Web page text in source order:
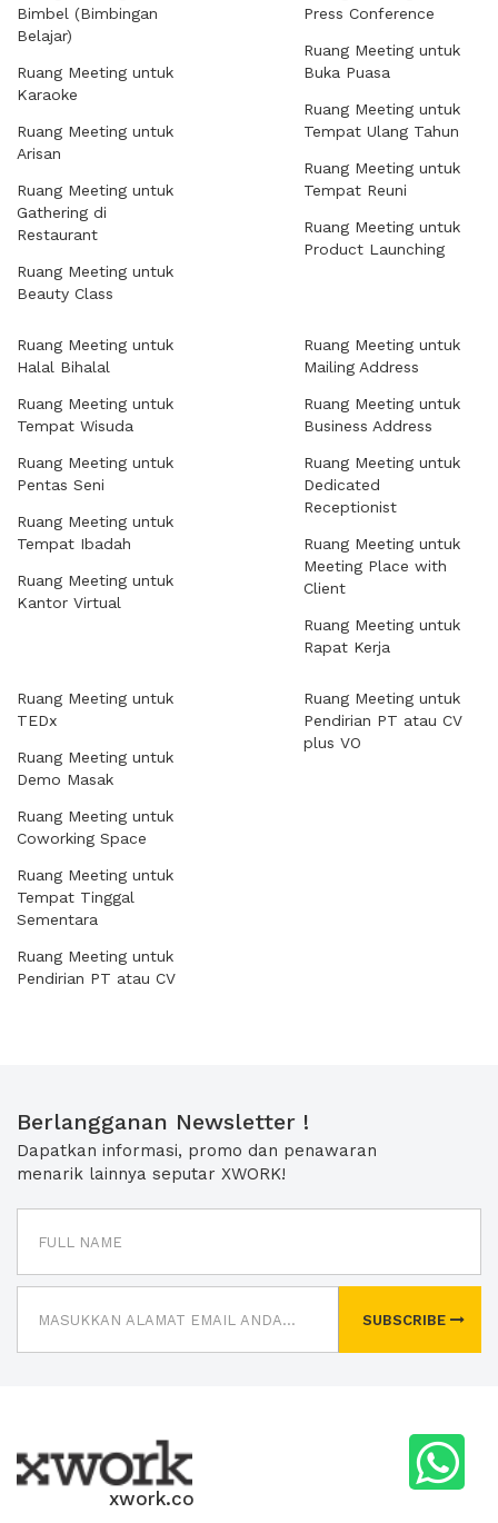
Bimbel (Bimbingan
Belajar)
Ruang Meeting untuk
Karaoke
Ruang Meeting untuk
Arisan
Ruang Meeting untuk
Gathering di
Restaurant
Ruang Meeting untuk
Beauty Class
Press Conference
Ruang Meeting untuk
Buka Puasa
Ruang Meeting untuk
Tempat Ulang Tahun
Ruang Meeting untuk
Tempat Reuni
Ruang Meeting untuk
Product Launching
Ruang Meeting untuk
Halal Bihalal
Ruang Meeting untuk
Tempat Wisuda
Ruang Meeting untuk
Pentas Seni
Ruang Meeting untuk
Tempat Ibadah
Ruang Meeting untuk
Kantor Virtual
Ruang Meeting untuk
Mailing Address
Ruang Meeting untuk
Business Address
Ruang Meeting untuk
Dedicated
Receptionist
Ruang Meeting untuk
Meeting Place with
Client
Ruang Meeting untuk
Rapat Kerja
Ruang Meeting untuk
TEDx
Ruang Meeting untuk
Demo Masak
Ruang Meeting untuk
Coworking Space
Ruang Meeting untuk
Tempat Tinggal
Sementara
Ruang Meeting untuk
Pendirian PT atau CV
Ruang Meeting untuk
Pendirian PT atau CV
plus VO
Berlangganan Newsletter !
Dapatkan informasi, promo dan penawaran
menarik lainnya seputar XWORK!
SUBSCRIBE
xwork.co